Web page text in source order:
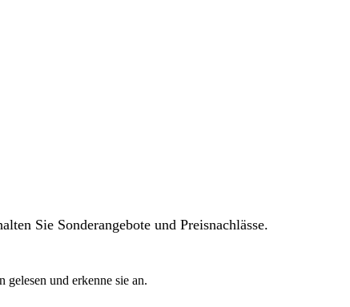
Sie Sonderangebote und Preisnachlässe.
gelesen und erkenne sie an.